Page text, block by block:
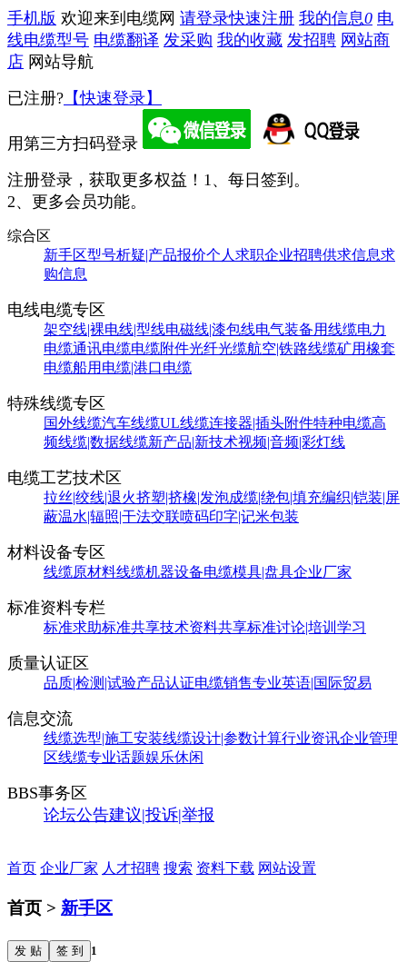
手机版 欢迎来到电缆网 请登录快速注册 我的信息0 电
线电缆型号 电缆翻译 发采购 我的收藏 发招聘 网站商
店 网站导航
已注册? 【快速登录】
用第三方扫码登录
注册登录，获取更多权益！ 1、每日签到。
2、更多会员功能。
综合区
新手区型号析疑|产品报价个人求职企业招聘供求信息求
购信息
电线电缆专区
架空线|裸电线|型线电磁线|漆包线电气装备用线缆电力
电缆通讯电缆电缆附件光纤光缆航空|铁路线缆矿用橡套
电缆船用电缆|港口电缆
特殊线缆专区
国外线缆汽车线缆UL线缆连接器|插头附件特种电缆高
频线缆|数据线缆新产品|新技术视频|音频|彩灯线
电缆工艺技术区
拉丝|绞线|退火挤塑|挤橡|发泡成缆|绕包|填充编织|铠装|屏
蔽温水|辐照|干法交联喷码印字|记米包装
材料设备专区
线缆原材料线缆机器设备电缆模具|盘具企业厂家
标准资料专栏
标准求助标准共享技术资料共享标准讨论|培训学习
质量认证区
品质|检测|试验产品认证电缆销售专业英语|国际贸易
信息交流
线缆选型|施工安装线缆设计|参数计算行业资讯企业管理
区线缆专业话题娱乐休闲
BBS事务区
论坛公告建议|投诉|举报
首页 企业厂家 人才招聘 搜索 资料下载 网站设置
首页 > 新手区
发 贴 签 到 1